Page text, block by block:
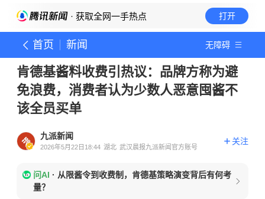
· 获取全网一手热点 打开
首页 新闻 无障碍
肯德基酱料收费引热议：品牌方称为避
免浪费，消费者认为少数人恶意囤酱不
该全员买单
九派新闻
2026年5月22日18:44 湖北 武汉晨报九派新闻官方账号
关注
问AI · 从限酱令到收费制，肯德基策略演变背后有何考
量？